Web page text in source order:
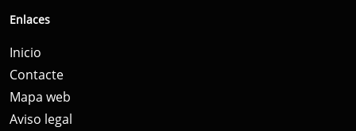
Enlaces
Inicio
Contacte
Mapa web
Aviso legal